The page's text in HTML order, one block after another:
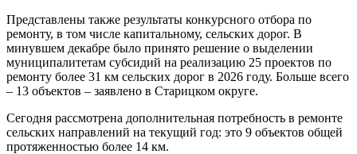
Представлены также результаты конкурсного отбора по
ремонту, в том числе капитальному, сельских дорог. В
минувшем декабре было принято решение о выделении
муниципалитетам субсидий на реализацию 25 проектов по
ремонту более 31 км сельских дорог в 2026 году. Больше всего
– 13 объектов – заявлено в Старицком округе.
Сегодня рассмотрена дополнительная потребность в ремонте
сельских направлений на текущий год: это 9 объектов общей
протяженностью более 14 км.